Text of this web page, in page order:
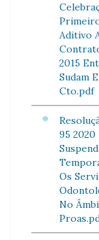
Aditivo
2015
Sudam E
Cto.pdf
95 2020
Os
No